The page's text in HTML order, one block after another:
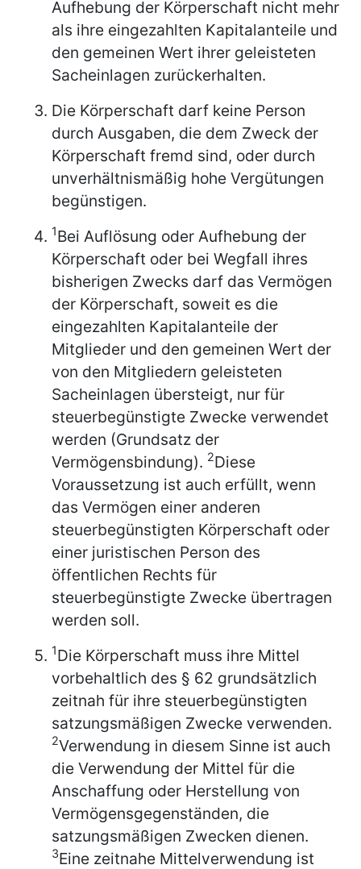
Aufhebung der Körperschaft nicht mehr
als ihre eingezahlten Kapitalanteile und
den gemeinen Wert ihrer geleisteten
Sacheinlagen zurückerhalten.
Die Körperschaft darf keine Person
durch Ausgaben, die dem Zweck der
Körperschaft fremd sind, oder durch
unverhältnismäßig hohe Vergütungen
begünstigen.
1Bei Auflösung oder Aufhebung der
Körperschaft oder bei Wegfall ihres
bisherigen Zwecks darf das Vermögen
der Körperschaft, soweit es die
eingezahlten Kapitalanteile der
Mitglieder und den gemeinen Wert der
von den Mitgliedern geleisteten
Sacheinlagen übersteigt, nur für
steuerbegünstigte Zwecke verwendet
werden (Grundsatz der
Vermögensbindung). 2Diese
Voraussetzung ist auch erfüllt, wenn
das Vermögen einer anderen
steuerbegünstigten Körperschaft oder
einer juristischen Person des
öffentlichen Rechts für
steuerbegünstigte Zwecke übertragen
werden soll.
1Die Körperschaft muss ihre Mittel
vorbehaltlich des § 62 grundsätzlich
zeitnah für ihre steuerbegünstigten
satzungsmäßigen Zwecke verwenden.
2Verwendung in diesem Sinne ist auch
die Verwendung der Mittel für die
Anschaffung oder Herstellung von
Vermögensgegenständen, die
satzungsmäßigen Zwecken dienen.
3Eine zeitnahe Mittelverwendung ist